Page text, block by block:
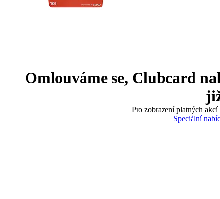
Omlouváme se, Clubcard
Pro zobrazení platných
Speciální